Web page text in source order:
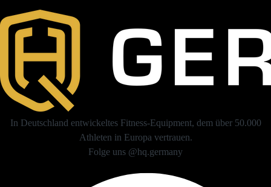
In Deutschland entwickeltes Fitness-Equipment, dem über 50.000
Athleten in Europa vertrauen.
Folge uns @hq.germany